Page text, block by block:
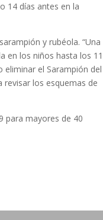
14 días antes en la
y rubéola. “Una
en los niños hasta los 11
eliminar el Sarampión del
los esquemas de
para mayores de 40